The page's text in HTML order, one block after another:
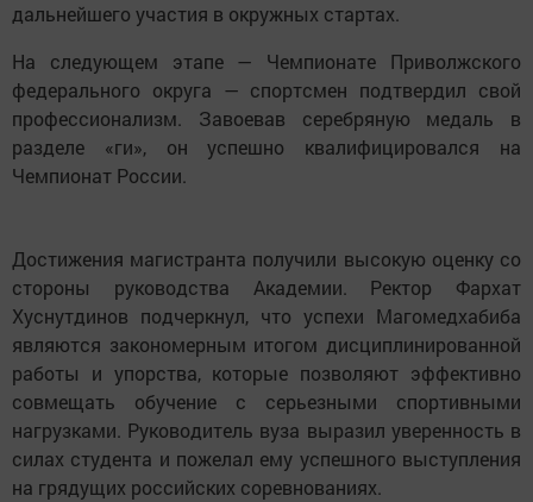
дальнейшего участия в окружных стартах.
На следующем этапе — Чемпионате Приволжского
федерального округа — спортсмен подтвердил свой
профессионализм. Завоевав серебряную медаль в
разделе «ги», он успешно квалифицировался на
Чемпионат России.
Достижения магистранта получили высокую оценку со
стороны руководства Академии. Ректор Фархат
Хуснутдинов подчеркнул, что успехи Магомедхабиба
являются закономерным итогом дисциплинированной
работы и упорства, которые позволяют эффективно
совмещать обучение с серьезными спортивными
нагрузками. Руководитель вуза выразил уверенность в
силах студента и пожелал ему успешного выступления
на грядущих российских соревнованиях.